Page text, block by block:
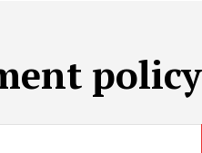
policy